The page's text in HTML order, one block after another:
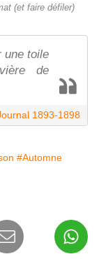
(et faire défiler)
une toile
de
1893-1898
#Automne